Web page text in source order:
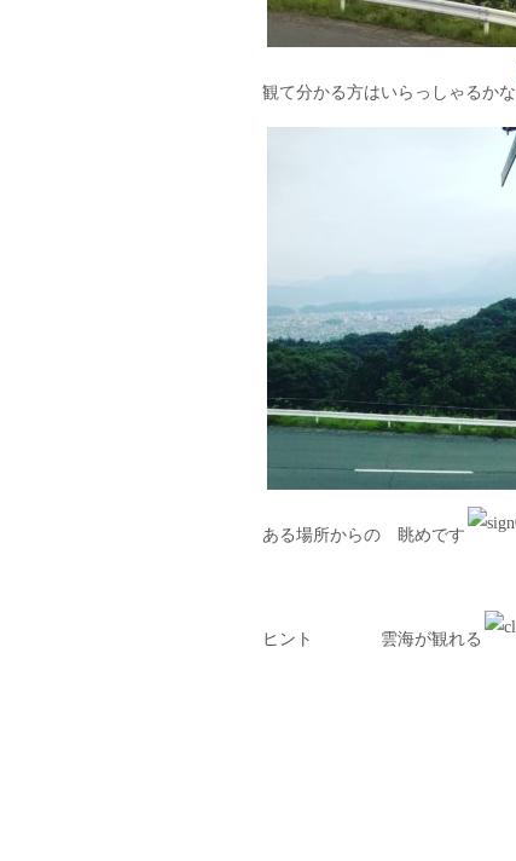
観て分かる方はいらっしゃるかな
ある場所からの 眺めです
ヒント 雲海が観れる